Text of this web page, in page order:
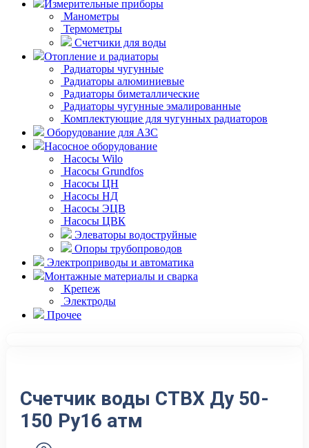
Измерительные приборы
Манометры
Термометры
Счетчики для воды
Отопление и радиаторы
Радиаторы чугунные
Радиаторы алюминиевые
Радиаторы биметаллические
Радиаторы чугунные эмалированные
Комплектующие для чугунных радиаторов
Оборудование для АЗС
Насосное оборудование
Насосы Wilo
Насосы Grundfos
Насосы ЦН
Насосы НД
Насосы ЭЦВ
Насосы ЦВК
Элеваторы водоструйные
Опоры трубопроводов
Электроприводы и автоматика
Монтажные материалы и сварка
Крепеж
Электроды
Прочее
Счетчик воды СТВХ Ду 50-
150 Ру16 атм